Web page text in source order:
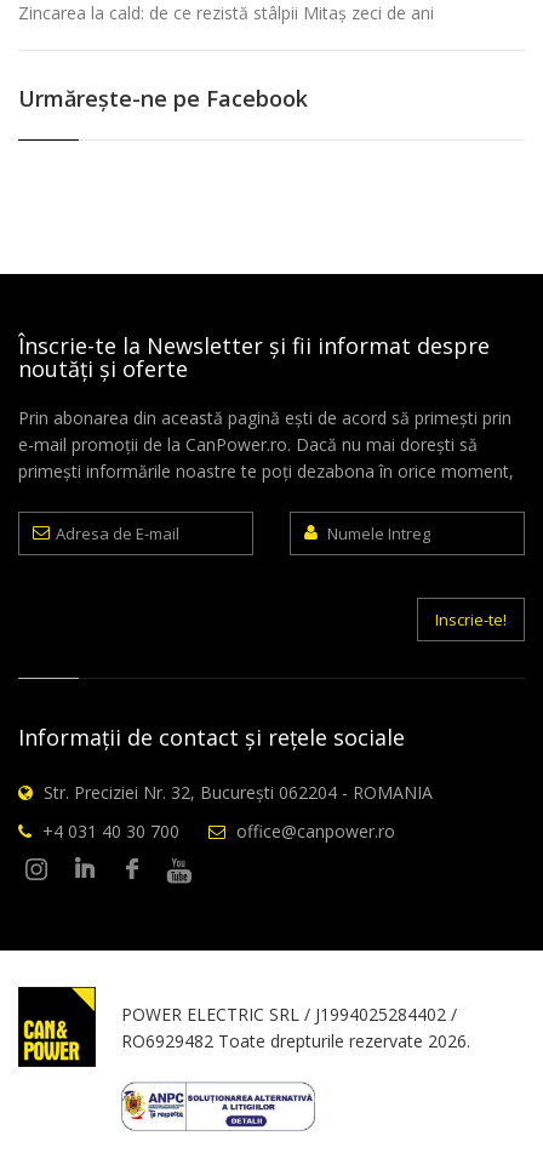
Zincarea la cald: de ce rezistă stâlpii Mitaș zeci de ani
Urmăreşte-ne pe Facebook
Înscrie-te la Newsletter și fii informat despre
noutăți și oferte
Prin abonarea din această pagină ești de acord să primești prin
e-mail promoții de la CanPower.ro. Dacă nu mai dorești să
primești informările noastre te poți dezabona în orice moment,
Adresa
de
Numele
Intreg
Inscrie-te!
Informații de contact și rețele sociale
Str. Preciziei Nr. 32, București 062204 - ROMANIA
+4 031 40 30 700
office@canpower.ro
POWER ELECTRIC SRL / J1994025284402 /
RO6929482 Toate drepturile rezervate 2026.